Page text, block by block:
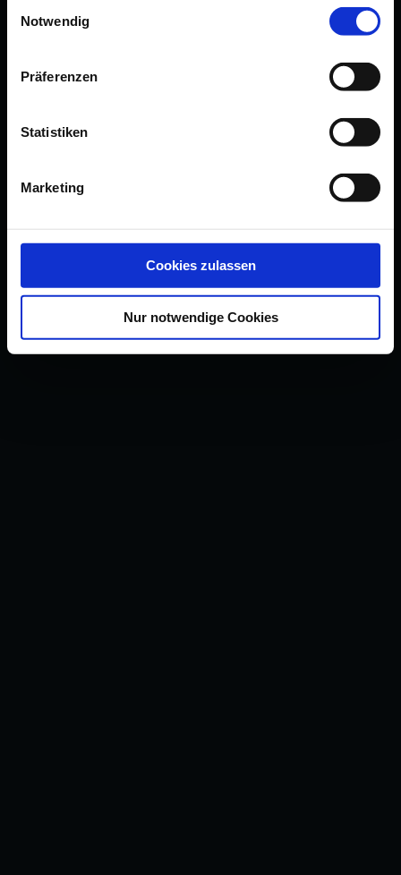
Notwendig
Präferenzen
Statistiken
Marketing
Cookies zulassen
Nur notwendige Cookies